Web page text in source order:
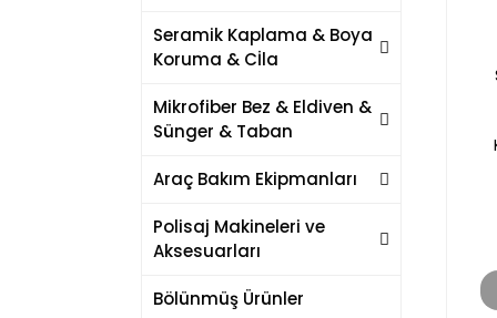
Seramik Kaplama & Boya
Koruma & Cİla
Mikrofiber Bez & Eldiven &
Sünger & Taban
Araç Bakım Ekipmanları
Polisaj Makineleri ve
Aksesuarları
Bölünmüş Ürünler